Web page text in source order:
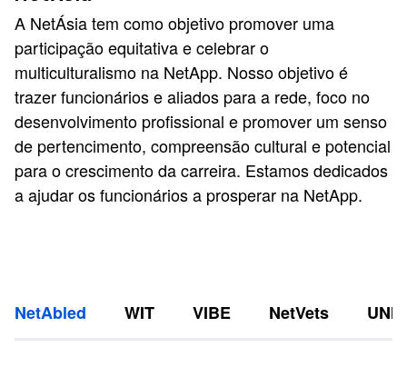
A NetÁsia tem como objetivo promover uma
participação equitativa e celebrar o
multiculturalismo na NetApp. Nosso objetivo é
trazer funcionários e aliados para a rede, foco no
desenvolvimento profissional e promover um senso
de pertencimento, compreensão cultural e potencial
para o crescimento da carreira. Estamos dedicados
a ajudar os funcionários a prosperar na NetApp.
NetAbled WIT VIBE NetVets